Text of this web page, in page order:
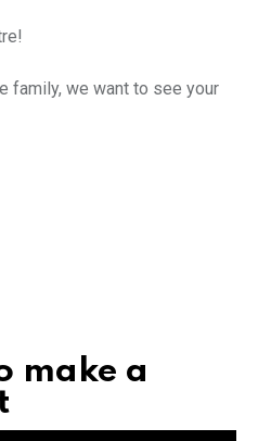
family, we want to see your
make a